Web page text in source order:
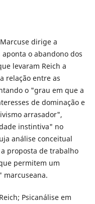
dirige a
aponta o abandono dos
levaram Reich a
relação entre as
o "grau em que a
de dominação e
arrasador",
instintiva" no
análise conceitual
proposta de trabalho
permitem um
marcuseana.
Psicanálise em